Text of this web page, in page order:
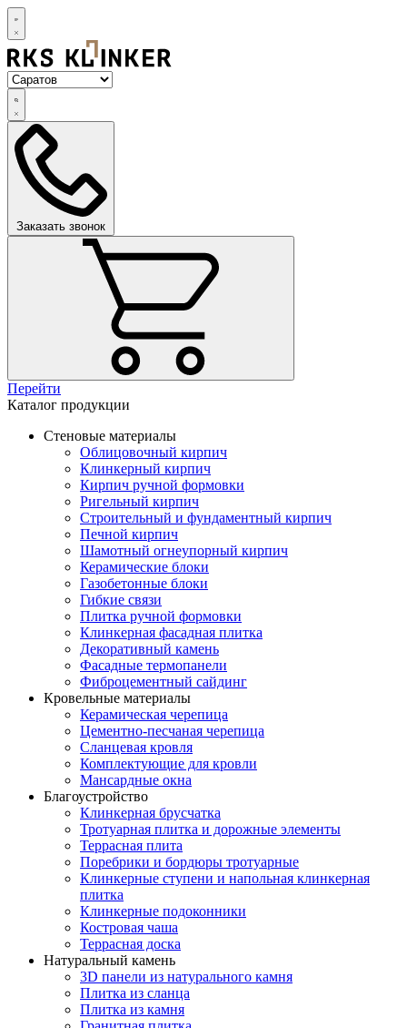
Заказать звонок
Перейти
Каталог продукции
Стеновые материалы
Облицовочный кирпич
Клинкерный кирпич
Кирпич ручной формовки
Ригельный кирпич
Строительный и фундаментный кирпич
Печной кирпич
Шамотный огнеупорный кирпич
Керамические блоки
Газобетонные блоки
Гибкие связи
Плитка ручной формовки
Клинкерная фасадная плитка
Декоративный камень
Фасадные термопанели
Фиброцементный сайдинг
Кровельные материалы
Керамическая черепица
Цементно-песчаная черепица
Сланцевая кровля
Комплектующие для кровли
Мансардные окна
Благоустройство
Клинкерная брусчатка
Тротуарная плитка и дорожные элементы
Террасная плита
Поребрики и бордюры тротуарные
Клинкерные ступени и напольная клинкерная
плитка
Клинкерные подоконники
Костровая чаша
Террасная доска
Натуральный камень
3D панели из натурального камня
Плитка из сланца
Плитка из камня